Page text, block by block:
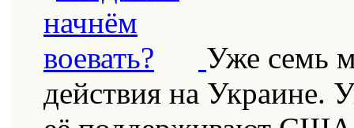
Уже семь
действия на Украине.